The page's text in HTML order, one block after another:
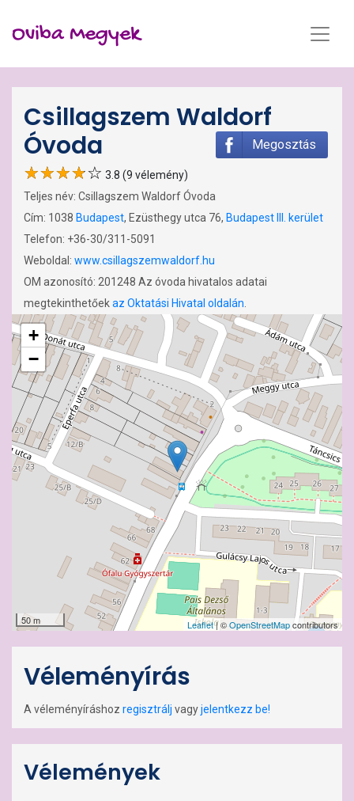
Oviba Megyek
Csillagszem Waldorf
Óvoda
Megosztás
3.8 (9 vélemény)
Teljes név: Csillagszem Waldorf Óvoda
Cím: 1038 Budapest, Ezüsthegy utca 76, Budapest III. kerület
Telefon: +36-30/311-5091
Weboldal: www.csillagszemwaldorf.hu
OM azonosító: 201248 Az óvoda hivatalos adatai
megtekinthetőekaz Oktatási Hivatal oldalán
+
−
50 m Leaflet| ©OpenStreetMapcontributors
Véleményírás
A véleményíráshoz regisztrálj vagyjelentkezz be!
Vélemények